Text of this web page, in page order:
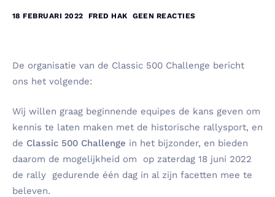
18 FEBRUARI 2022 FRED HAK GEEN REACTIES
De organisatie van de Classic 500 Challenge bericht
ons het volgende:
Wij willen graag beginnende equipes de kans geven om
kennis te laten maken met de historische rallysport, en
de Classic 500 Challenge in het bijzonder, en bieden
daarom de mogelijkheid om op zaterdag 18 juni 2022
de rally gedurende één dag in al zijn facetten mee te
beleven.